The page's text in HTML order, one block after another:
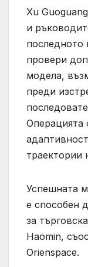
Xu
и
последното
провери
модела,
преди
Операцията
траектории
Успешната
е способен
за
Haomin,
Orienspace.